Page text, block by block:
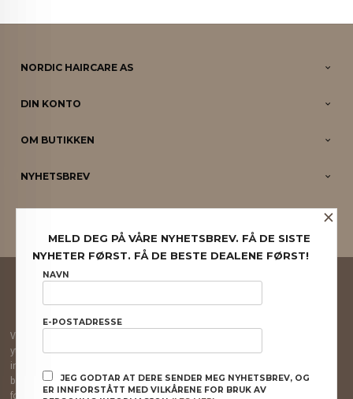
NORDIC HAIRCARE AS
DIN KONTO
OM BUTIKKEN
NYHETSBREV
PARTNERE
FRAKT
Vår nettbutikk bruker cookies slik at du får en bedre kjøpsopplevelse og vi kan
yte deg bedre service. Vi bruker cookies hovedsaklig til å lagre
innloggingsdetaljer og huske hva du har puttet i handlekurven din. Fortsett å
bruke siden som normalt om du godtar dette.Les merellerendre innstillinger
for cookies.
×
MELD DEG PÅ VÅRE NYHETSBREV. FÅ DE SISTE
NYHETER FØRST. FÅ DE BESTE DEALENE FØRST!
NAVN
E-POSTADRESSE
JEG GODTAR AT DERE SENDER MEG NYHETSBREV, OG
ER INNFORSTÅTT MED VILKÅRENE FOR BRUK AV